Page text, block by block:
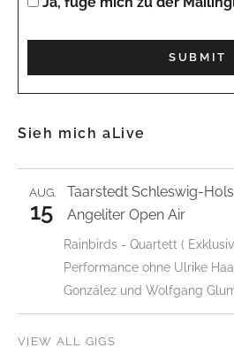
Sieh mich aLive
Taarstedt Schleswig-
AUG.
15 Angeliter Open Air
Rainbirds - Quartett (
Performance ohne Ulrike
González und Wolfgang
VIEW ALL GIGS